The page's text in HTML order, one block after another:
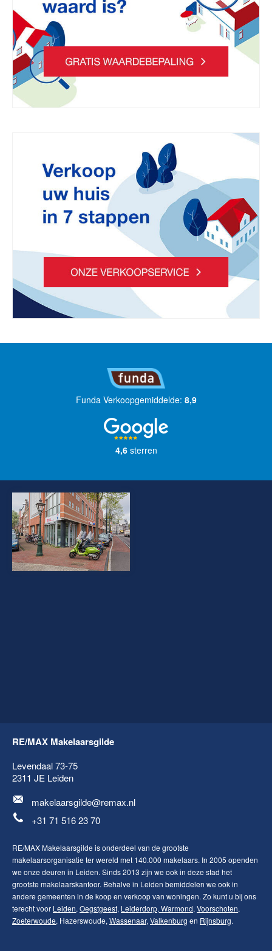
Funda Verkoopgemiddelde: 8,9
4,6sterren
RE/MAX Makelaarsgilde
Levendaal 73-75
2311 JE Leiden
makelaarsgilde@remax.nl
+31 71 516 23 70
RE/MAX Makelaarsgilde is onderdeel van de grootste
makelaarsorganisatie ter wereld met 140.000 makelaars. In 2005 openden
we onze deuren in Leiden. Sinds 2013 zijn we ook in deze stad het
grootste makelaarskantoor. Behalve in Leiden bemiddelen we ook in
andere gemeenten in de koop en verkoop van woningen. Zo kunt u bij ons
terecht voor Leiden, Oegstgeest, Leiderdorp, Warmond, Voorschoten,
Zoeterwoude, Hazerswoude, Wassenaar, Valkenburg en Rijnsburg.